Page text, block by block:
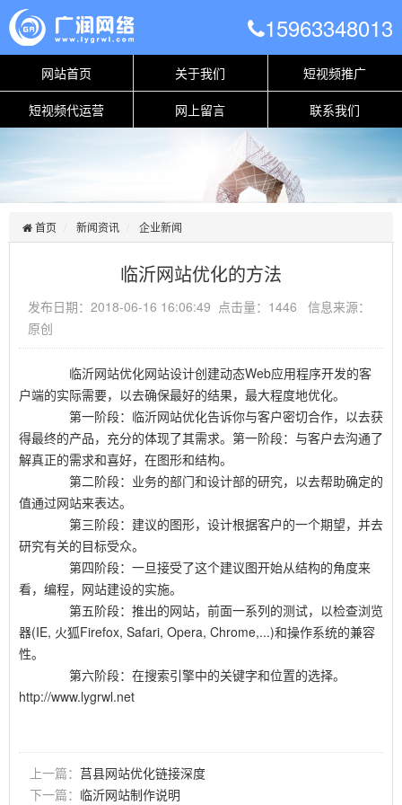
15963348013
网站首页 关于我们 短视频推广
短视频代运营 网上留言 联系我们
首页 新闻资讯 企业新闻
临沂网站优化的方法
发布日期：2018-06-16 16:06:49 点击量：1446 信息来源：
原创
临沂网站优化网站设计创建动态Web应用程序开发的客
户端的实际需要，以去确保最好的结果，最大程度地优化。
第一阶段：临沂网站优化告诉你与客户密切合作，以去获
得最终的产品，充分的体现了其需求。第一阶段：与客户去沟通了
解真正的需求和喜好，在图形和结构。
第二阶段：业务的部门和设计部的研究，以去帮助确定的
值通过网站来表达。
第三阶段：建议的图形，设计根据客户的一个期望，并去
研究有关的目标受众。
第四阶段：一旦接受了这个建议图开始从结构的角度来
看，编程，网站建设的实施。
第五阶段：推出的网站，前面一系列的测试，以检查浏览
器(IE, 火狐Firefox, Safari, Opera, Chrome,...)和操作系统的兼容
性。
第六阶段：在搜索引擎中的关键字和位置的选择。
http://www.lygrwl.net
上一篇： 莒县网站优化链接深度
下一篇： 临沂网站制作说明